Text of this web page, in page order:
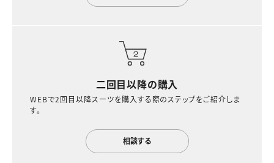
二回目以降の購入
WEBで2回目以降スーツを購入する際のステップをご紹介しま
す。
相談する